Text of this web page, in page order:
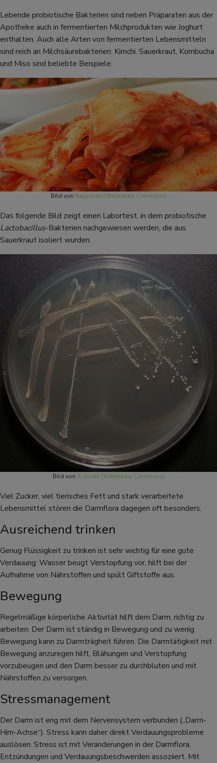
Lebende probiotische Bakterien sind neben Präparaten aus der
Apotheke auch in fermentierten Milchprodukten wie Joghurt
enthalten. Auch alle Arten von fermentierten Lebensmitteln
sind reich an Milchsäurebakterien: Kimchi, Sauerkraut, Kombucha
und Miso sind beliebte Beispiele.
Bild von Nagyman (Wikimedia Commons)
Das folgende Bild zeigt einen Labortest, in dem probiotische
Lactobacillus-Bakterien nachgewiesen werden, die aus
Sauerkraut isoliert wurden.
Bild von A doubt (Wikimedia Commons)
Viel Zucker, viel tierisches Fett und stark verarbeitete
Lebensmittel stören die Darmflora dagegen oft besonders.
Ausreichend trinken
Genug Flüssigkeit zu trinken ist sehr wichtig für eine gute
Verdauung: Wasser beugt Verstopfung vor, hilft bei der
Aufnahme von Nährstoffen und spült Giftstoffe aus.
Bewegung
Regelmäßige körperliche Aktivität hilft dem Darm, richtig zu
arbeiten: Der Darm ist ständig in Bewegung und zu wenig
Bewegung kann zu Darmträgheit führen. Die Darmtätigkeit mit
Bewegung anzuregen hilft, Blähungen und Verstopfung
vorzubeugen und den Darm besser zu durchbluten und mit
Nährstoffen zu versorgen.
Stressmanagement
Der Darm ist eng mit dem Nervensystem verbunden („Darm-
Hirn-Achse“). Stress kann daher direkt Verdauungsprobleme
auslösen. Stress ist mit Veränderungen in der Darmflora,
Entzündungen und Verdauungsbeschwerden assoziiert. Mit